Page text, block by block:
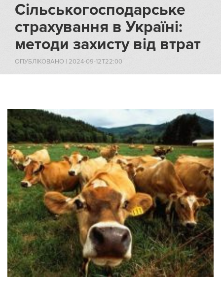
Сільськогосподарське
страхування в Україні:
методи захисту від втрат
ОПУБЛІКОВАНО | 2024-09-12T22:00